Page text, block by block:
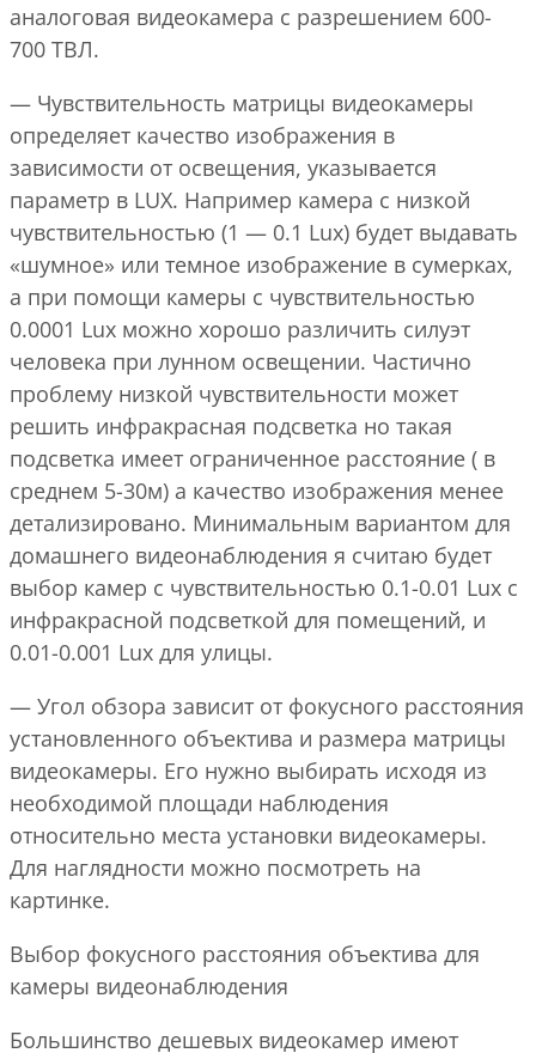
аналоговая видеокамера с разрешением 600-
700 ТВЛ.
— Чувствительность матрицы видеокамеры
определяет качество изображения в
зависимости от освещения, указывается
параметр в LUX. Например камера с низкой
чувствительностью (1 — 0.1 Lux) будет выдавать
«шумное» или темное изображение в сумерках,
а при помощи камеры с чувствительностью
0.0001 Lux можно хорошо различить силуэт
человека при лунном освещении. Частично
проблему низкой чувствительности может
решить инфракрасная подсветка но такая
подсветка имеет ограниченное расстояние ( в
среднем 5-30м) а качество изображения менее
детализировано. Минимальным вариантом для
домашнего видеонаблюдения я считаю будет
выбор камер с чувствительностью 0.1-0.01 Lux с
инфракрасной подсветкой для помещений, и
0.01-0.001 Lux для улицы.
— Угол обзора зависит от фокусного расстояния
установленного объектива и размера матрицы
видеокамеры. Его нужно выбирать исходя из
необходимой площади наблюдения
относительно места установки видеокамеры.
Для наглядности можно посмотреть на
картинке.
Выбор фокусного расстояния объектива для
камеры видеонаблюдения
Большинство дешевых видеокамер имеют